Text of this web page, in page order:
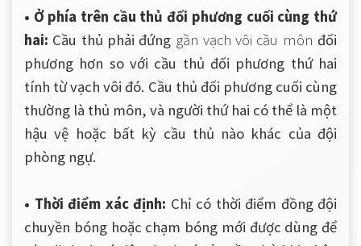
• Ở phía trên cầu thủ đối phương cuối cùng thứ
hai: Cầu thủ phải đứng gần vạch vôi cầu môn đối
phương hơn so với cầu thủ đối phương thứ hai
tính từ vạch vôi đó. Cầu thủ đối phương cuối cùng
thường là thủ môn, và người thứ hai có thể là một
hậu vệ hoặc bất kỳ cầu thủ nào khác của đội
phòng ngự.
• Thời điểm xác định: Chỉ có thời điểm đồng đội
chuyền bóng hoặc chạm bóng mới được dùng để